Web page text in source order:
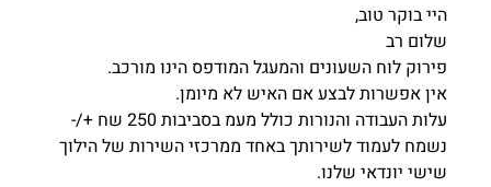
היי בוקר טוב,
שלום רב
פירוק לוח השעונים והמעגל המודפס הינו מורכב.
אין אפשרות לבצע אם האיש לא מיומן.
עלות העבודה והנורות כולל מעמ בסביבות 250 שח +/-
נשמח לעמוד לשירותך באחד ממרכזי השירות של הילוך
שישי יונדאי שלנו.